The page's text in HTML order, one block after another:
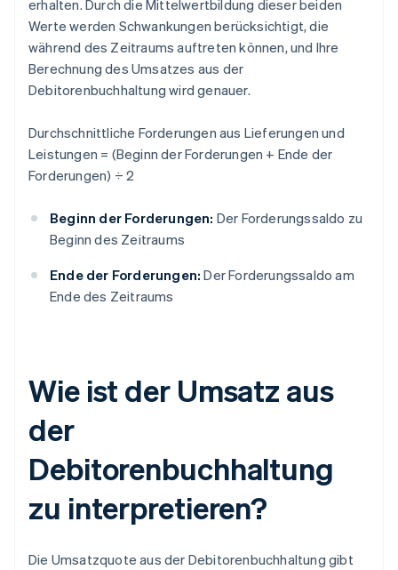
erhalten. Durch die Mittelwertbildung dieser beiden
Werte werden Schwankungen berücksichtigt, die
während des Zeitraums auftreten können, und Ihre
Berechnung des Umsatzes aus der
Debitorenbuchhaltung wird genauer.
Durchschnittliche Forderungen aus Lieferungen und
Leistungen = (Beginn der Forderungen + Ende der
Forderungen) ÷ 2
Beginn der Forderungen: Der Forderungssaldo zu
Beginn des Zeitraums
Ende der Forderungen: Der Forderungssaldo am
Ende des Zeitraums
Wie ist der Umsatz aus
der
Debitorenbuchhaltung
zu interpretieren?
Die Umsatzquote aus der Debitorenbuchhaltung gibt